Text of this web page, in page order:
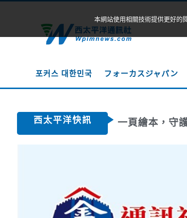
포커스 대한민국 フォーカスジャパン
西太平洋快訊 一頁繪本，守
本網站使用相關技術提供更好的